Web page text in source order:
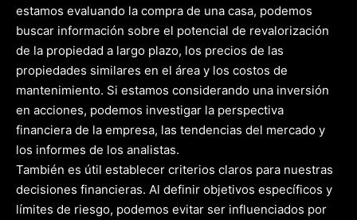
estamos evaluando la compra de una casa, podemos
buscar información sobre el potencial de revalorización
de la propiedad a largo plazo, los precios de las
propiedades similares en el área y los costos de
mantenimiento. Si estamos considerando una inversión
en acciones, podemos investigar la perspectiva
financiera de la empresa, las tendencias del mercado y
los informes de los analistas.
También es útil establecer criterios claros para nuestras
decisiones financieras. Al definir objetivos específicos y
límites de riesgo, podemos evitar ser influenciados por